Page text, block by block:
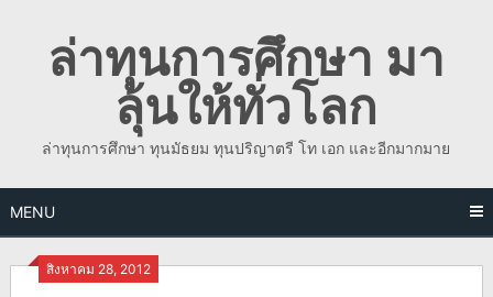
contentล่าทุนการศึกษา มา
ลุ้นให้ทั่วโลก
ล่าทุนการศึกษา ทุนมัธยม ทุนปริญาตรี โท เอก และอีกมากมาย
MENU
สิงหาคม 28, 2012